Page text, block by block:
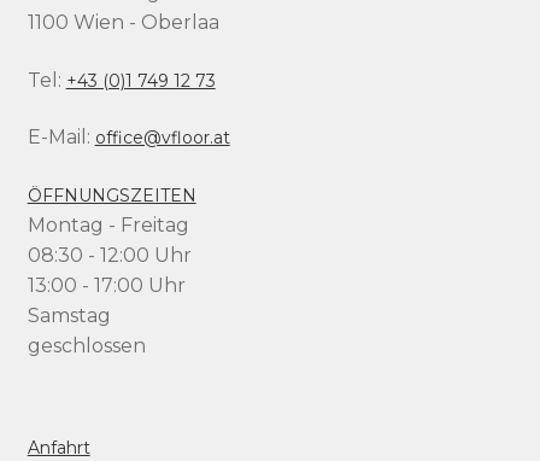
1100 Wien - Oberlaa
Tel: +43 (0)1 749 12 73
E-Mail: office@vfloor.at
ÖFFNUNGSZEITEN
Montag - Freitag
08:30 - 12:00 Uhr
13:00 - 17:00 Uhr
Samstag
geschlossen
Anfahrt